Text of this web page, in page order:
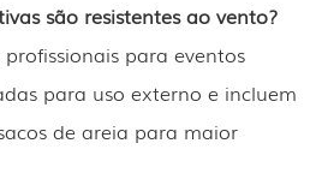
são resistentes ao vento?
profissionais para eventos
para uso externo e incluem
de areia para maior